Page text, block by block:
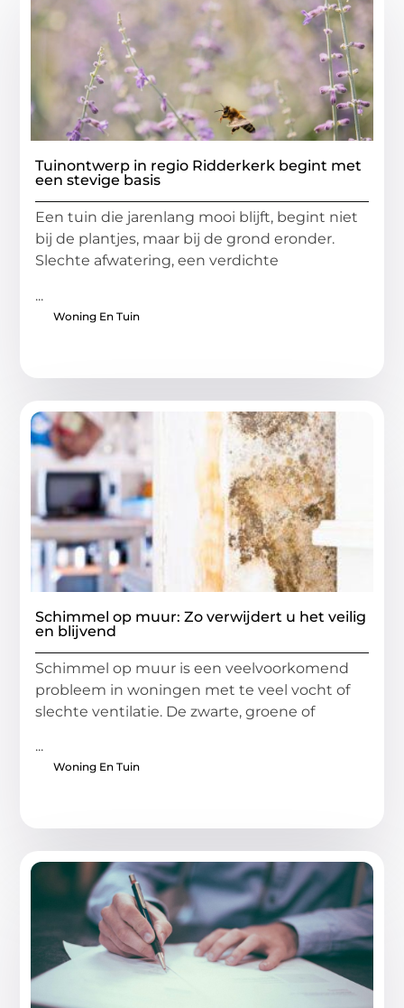
Tuinontwerp in regio Ridderkerk begint met
een stevige basis
Een tuin die jarenlang mooi blijft, begint niet
bij de plantjes, maar bij de grond eronder.
Slechte afwatering, een verdichte
...
Woning En Tuin
Schimmel op muur: Zo verwijdert u het veilig
en blijvend
Schimmel op muur is een veelvoorkomend
probleem in woningen met te veel vocht of
slechte ventilatie. De zwarte, groene of
...
Woning En Tuin